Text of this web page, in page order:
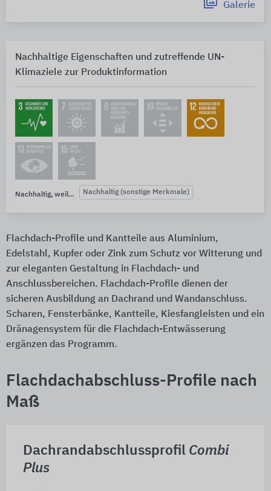
Galerie
Nachhaltige Eigenschaften und zutreffende UN-
Klimaziele zur Produktinformation
Nachhaltig, weil... Nachhaltig (sonstige Merkmale)
Flachdach-Profile und Kantteile aus Aluminium,
Edelstahl, Kupfer oder Zink zum Schutz vor Witterung und
zur eleganten Gestaltung in Flachdach- und
Anschlussbereichen. Flachdach-Profile dienen der
sicheren Ausbildung an Dachrand und Wandanschluss.
Scharen, Fensterbänke, Kantteile, Kiesfangleisten und ein
Dränagensystem für die Flachdach-Entwässerung
ergänzen das Programm.
Flachdachabschluss-Profile nach
Maß
Dachrandabschlussprofil Combi
Plus